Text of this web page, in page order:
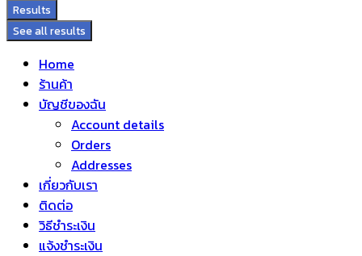
Results
See all results
Home
ร้านค้า
บัญชีของฉัน
Account details
Orders
Addresses
เกี่ยวกับเรา
ติดต่อ
วิธีชำระเงิน
แจ้งชำระเงิน